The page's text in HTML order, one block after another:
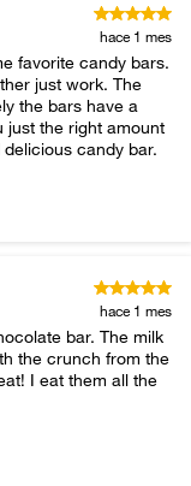
hace 1 mes
favorite candy bars.
just work. The
the bars have a
candy bar.
hace 1 mes
bar. The milk
the crunch from the
I eat them all the